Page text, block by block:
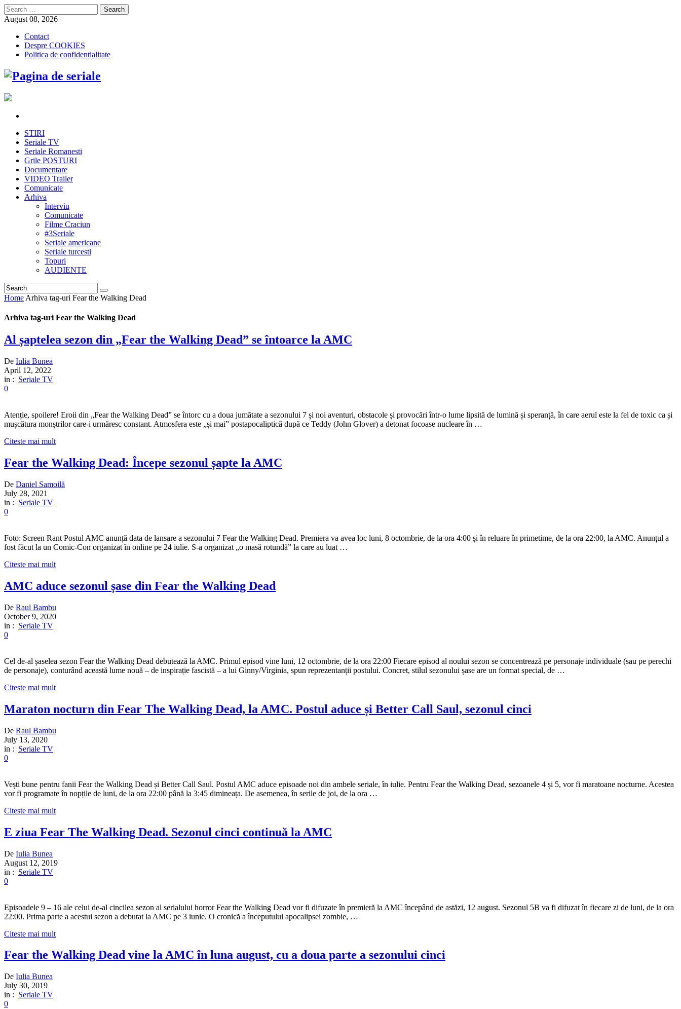
Search
for:
August 08, 2026
Contact
Despre COOKIES
Politica de confidențialitate
STIRI
Seriale TV
Seriale Romanesti
Grile POSTURI
Documentare
VIDEO Trailer
Comunicate
Arhiva
Interviu
Comunicate
Filme Craciun
#3Seriale
Seriale americane
Seriale turcesti
Topuri
AUDIENTE
Home Arhiva tag-uri Fear the Walking Dead
Arhiva tag-uri Fear the Walking Dead
Al șaptelea sezon din „Fear the Walking Dead” se întoarce la AMC
De Iulia Bunea
April 12, 2022
in : Seriale TV
0
Atenție, spoilere! Eroii din „Fear the Walking Dead” se întorc cu a doua jumătate a sezonului 7 și noi aventuri, obstacole și provocări într-o lume lipsită de lumină și speranță, în care aerul este la fel de toxic ca și
mușcătura monștrilor care-i urmăresc constant. Atmosfera este „și mai” postapocaliptică după ce Teddy (John Glover) a detonat focoase nucleare în …
Citeste mai mult
Fear the Walking Dead: Începe sezonul șapte la AMC
De Daniel Samoilă
July 28, 2021
in : Seriale TV
0
Foto: Screen Rant Postul AMC anunță data de lansare a sezonului 7 Fear the Walking Dead. Premiera va avea loc luni, 8 octombrie, de la ora 4:00 și în reluare în primetime, de la ora 22:00, la AMC. Anunțul a
fost făcut la un Comic-Con organizat în online pe 24 iulie. S-a organizat „o masă rotundă” la care au luat …
Citeste mai mult
AMC aduce sezonul șase din Fear the Walking Dead
De Raul Bambu
October 9, 2020
in : Seriale TV
0
Cel de-al șaselea sezon Fear the Walking Dead debutează la AMC. Primul episod vine luni, 12 octombrie, de la ora 22:00 Fiecare episod al noului sezon se concentrează pe personaje individuale (sau pe perechi
de personaje), conturând această lume nouă – de inspirație fascistă – a lui Ginny/Virginia, spun reprezentanții postului. Concret, stilul sezonului șase are un format special, de …
Citeste mai mult
Maraton nocturn din Fear The Walking Dead, la AMC. Postul aduce și Better Call Saul, sezonul cinci
De Raul Bambu
July 13, 2020
in : Seriale TV
0
Vești bune pentru fanii Fear the Walking Dead și Better Call Saul. Postul AMC aduce episoade noi din ambele seriale, în iulie. Pentru Fear the Walking Dead, sezoanele 4 și 5, vor fi maratoane nocturne. Acestea
vor fi programate în nopțile de luni, de la ora 22:00 până la 3:45 dimineața. De asemenea, în serile de joi, de la ora …
Citeste mai mult
E ziua Fear The Walking Dead. Sezonul cinci continuă la AMC
De Iulia Bunea
August 12, 2019
in : Seriale TV
0
Episoadele 9 – 16 ale celui de-al cincilea sezon al serialului horror Fear the Walking Dead vor fi difuzate în premieră la AMC începând de astăzi, 12 august. Sezonul 5B va fi difuzat în fiecare zi de luni, de la ora
22:00. Prima parte a acestui sezon a debutat la AMC pe 3 iunie. O cronică a începutului apocalipsei zombie, …
Citeste mai mult
Fear the Walking Dead vine la AMC în luna august, cu a doua parte a sezonului cinci
De Iulia Bunea
July 30, 2019
in : Seriale TV
0